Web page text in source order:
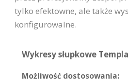
tylko efektowne, ale także
konfigurowalne.
Wykresy słupkowe
Możliwość dostosowania: